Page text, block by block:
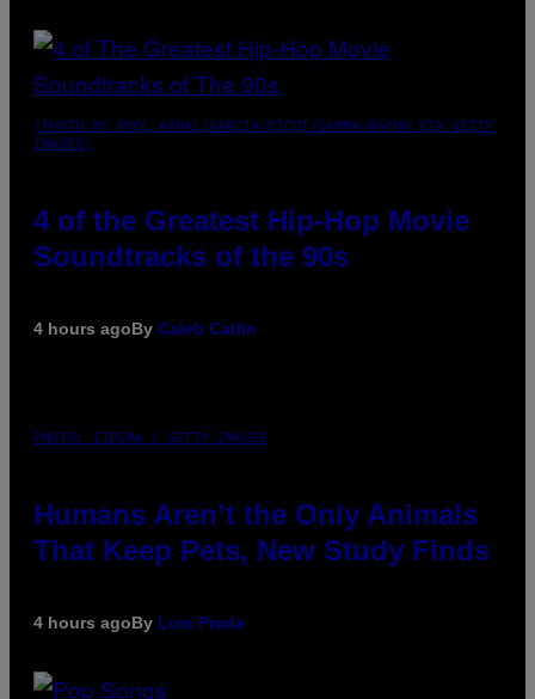
(PHOTO BY POOL ARNAL/GARCIA/PICOT/GAMMA-RAPHO VIA GETTY
IMAGES)
4 of the Greatest Hip-Hop Movie
Soundtracks of the 90s
4 hours agoBy Caleb Catlin
PHOTO: IJDEMA / GETTY IMAGES
Humans Aren’t the Only Animals
That Keep Pets, New Study Finds
4 hours agoBy Luis Prada